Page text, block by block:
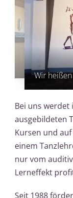
Wir
Bei uns werdet
ausgebildeten
Kursen und
einem
nur vom
Lerneffekt
Seit 1988